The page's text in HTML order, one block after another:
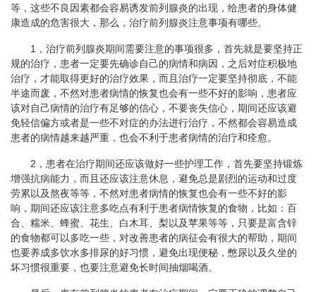
等，这些不良因素都会容易诱发前列腺炎的出现，给患者的身体健
康造成的危害很大，那么，治疗前列腺炎注意事项有哪些。
1，治疗前列腺炎期间需要注意的事项很多，首先就是要坚持正
规的治疗，患者一定要先确诊自己的病情和病因，之后对症积极地
治疗，才能取得更好的治疗效果，而且治疗一定要坚持彻底，不能
半途而废，不然对患者病情的恢复也会有一些不好的影响，患者应
该对自己病情的治疗有足够的信心，不要丧失信心，期间还应该避
免轻信偏方或者是一些不对症的办法进行治疗，不然都会容易造成
患者的病情越来越严重，也会不利于患者病情的治疗和痊愈。
2，患者在治疗期间还应该做好一些护理工作，首先要坚持锻炼
增强抗病能力，而且还应该注意休息，避免总是剧烈的运动和过度
劳累以及熬夜等等，不然对患者病情的恢复也会有一些不好的影
响，期间还应该注意多吃点有利于患者病情恢复的食物，比如：百
合、糯米、蜂蜜、花生、白木耳、梨以及苹果等等，只要是富含锌
的食物都可以多吃一些，对改善患者的病征会有很大的帮助，期间
也要养成多饮水多排尿的好习惯，避免出现便秘，憋尿以及久坐的
坏习惯很重要，也要注意避免长时间抽烟喝酒。